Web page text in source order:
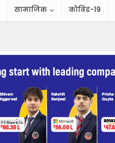
सामाजिक कोविड-19